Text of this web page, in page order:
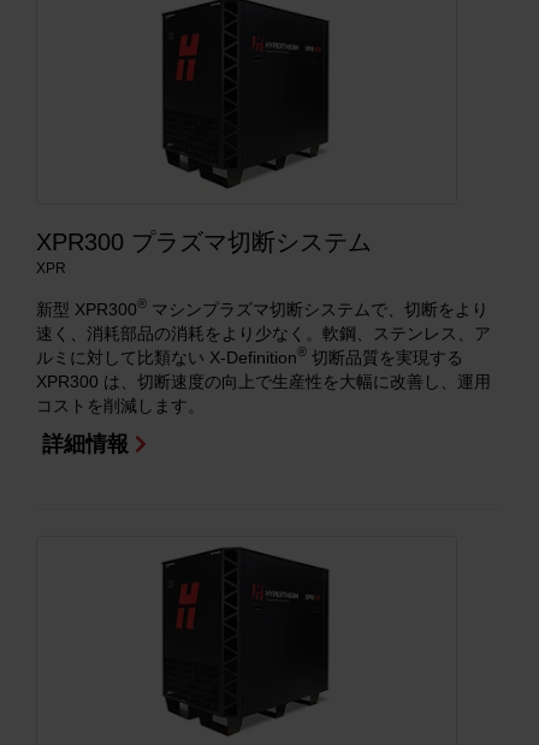
XPR300 プラズマ切断システム
XPR
新型 XPR300® マシンプラズマ切断システムで、切断をより
速く、消耗部品の消耗をより少なく。軟鋼、ステンレス、ア
ルミに対して比類ない X-Definition® 切断品質を実現する
XPR300 は、切断速度の向上で生産性を大幅に改善し、運用
コストを削減します。
詳細情報